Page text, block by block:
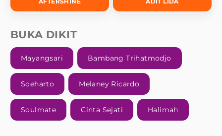
BUKA DIKIT
Mayangsari Bambang Trihatmodjo
Soeharto Melaney Ricardo
Soulmate Cinta Sejati Halimah